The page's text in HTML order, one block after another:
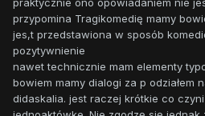
praktycznie ono opowiadaniem nie
przypomina Tragikomedię mamy
jes,t przedstawiona w sposób
pozytywnienie
nawet technicznie mam elementy
bowiem mamy dialogi za p odziałem
didaskalia. jest raczej krótkie co czyni